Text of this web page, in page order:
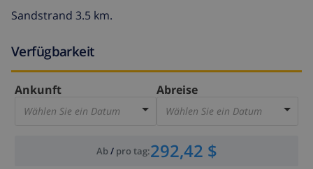
Sandstrand 3.5 km.
Verfügbarkeit
Ankunft
Wählen Sie ein Datum
Abreise
Wählen Sie ein Datum
Ab/ pro tag:292,42 $